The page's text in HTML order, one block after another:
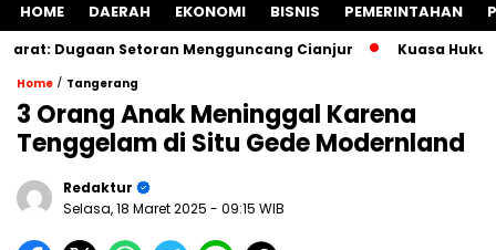
HOME DAERAH EKONOMI BISNIS PEMERINTAHAN
Dugaan Setoran Mengguncang Cianjur Kuasa Hukum
Home / Tangerang
3 Orang Anak Meninggal Karena
Tenggelam di Situ Gede Modernland
Redaktur
Selasa, 18 Maret 2025 - 09:15 WIB